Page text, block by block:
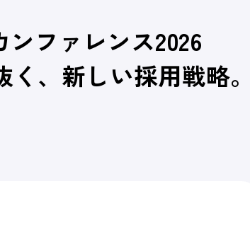
ンファレンス2026
、新しい採用戦略。